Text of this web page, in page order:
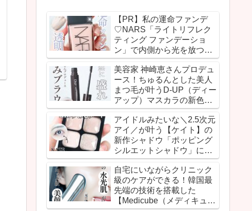
【PR】私の運命ファンデ
♡NARS「ライトリフレク
ティング ファンデーショ
ン」で内側から光を放つよ
うな透明感のあるうるみ肌
を実現！
美容家 神崎恵さんプロデュ
ース！ちゅるんとした美人
まつ毛が叶うD-UP（ディー
アップ）マスカラの新色ピ
ュアブラウンが登場！
アイドルみたいな＼2.5次元
アイ／が叶う【ケイト】の
新作シャドウ「ポッピング
シルエットシャドウ」に感
動！
自宅にいながらクリニック
級のケアができる！韓国最
先端の技術を搭載した
【Medicube（メディキュー